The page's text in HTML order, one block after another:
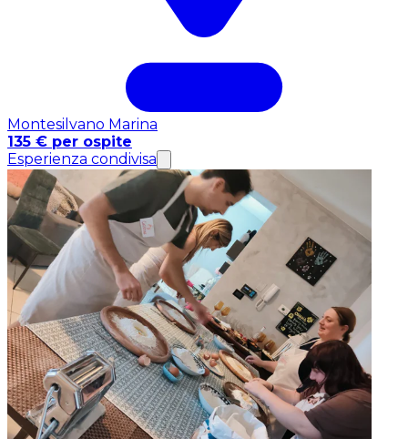
Montesilvano Marina
135 € per ospite
Esperienza condivisa